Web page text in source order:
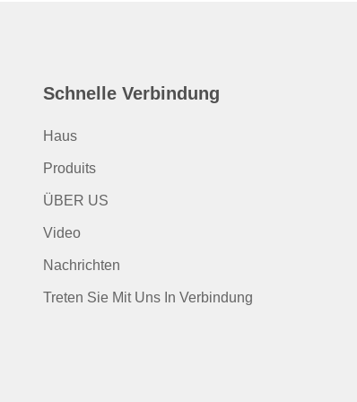
Schnelle Verbindung
Haus
Produits
ÜBER US
Video
Nachrichten
Treten Sie Mit Uns In Verbindung